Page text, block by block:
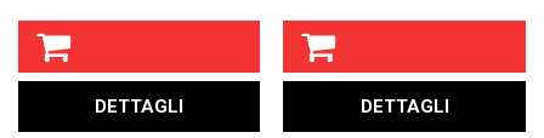
DETTAGLI DETTAGLI